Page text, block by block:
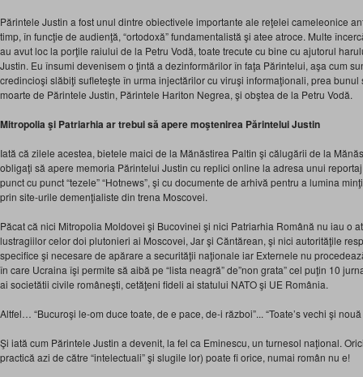
Părintele Justin a fost unul dintre obiectivele importante ale reţelei cameleonice
timp, în funcţie de audienţă, “ortodoxă” fundamentalistă şi atee atroce. Multe
au avut loc la porţile raiului de la Petru Vodă, toate trecute cu bine cu ajutorul
Justin. Eu însumi devenisem o ţintă a dezinformărilor în faţa Părintelui, aşa cum
credincioşi slăbiţi sufleteşte în urma injectărilor cu viruşi informaţionali, prea
moarte de Părintele Justin, Părintele Hariton Negrea, şi obştea de la Petru Vodă.
Mitropolia şi Patriarhia ar trebui să apere moştenirea Părintelui Justin
Iată că zilele acestea, bietele maici de la Mănăstirea Paltin şi călugării de la
obligaţi să apere memoria Părintelui Justin cu replici online la adresa unui reportaj
punct cu punct “tezele” “Hotnews”, şi cu documente de arhivă pentru a lumina
prin site-urile demenţialiste din trena Moscovei.
Păcat că nici Mitropolia Moldovei şi Bucovinei şi nici Patriarhia Română nu iau o
lustragiilor celor doi plutonieri ai Moscovei, Jar şi Căntărean, şi nici autorităţile
specifice şi necesare de apărare a securităţii naţionale iar Externele nu
în care Ucraina îşi permite să aibă pe “lista neagră” de”non grata” cel puţin 10
ai societătii civile româneşti, cetăţeni fideli ai statului NATO şi UE România.
Altfel… “Bucuroşi le-om duce toate, de e pace, de-i război”... “Toate’s vechi şi
Şi iată cum Părintele Justin a devenit, la fel ca Eminescu, un turnesol naţional.
practică azi de către “intelectuali” şi slugile lor) poate fi orice, numai român nu e!